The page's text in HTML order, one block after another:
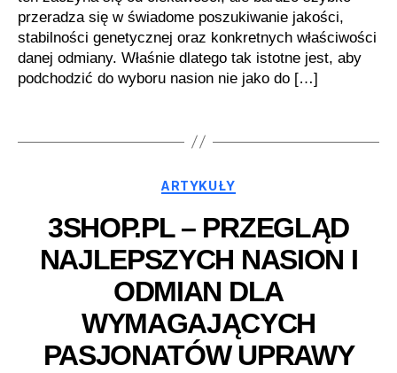
przeradza się w świadome poszukiwanie jakości,
stabilności genetycznej oraz konkretnych właściwości
danej odmiany. Właśnie dlatego tak istotne jest, aby
podchodzić do wyboru nasion nie jako do […]
Kategorie
ARTYKUŁY
3SHOP.PL – PRZEGLĄD
NAJLEPSZYCH NASION I
ODMIAN DLA
WYMAGAJĄCYCH
PASJONATÓW UPRAWY